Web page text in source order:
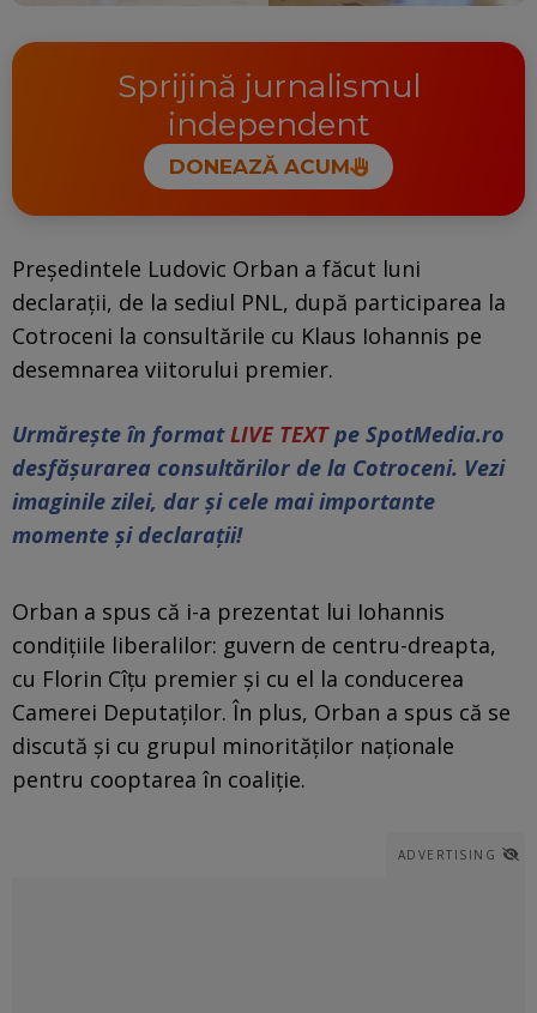
Sprijină jurnalismul
independent
DONEAZĂ ACUM
Președintele Ludovic Orban a făcut luni
declarații, de la sediul PNL, după participarea la
Cotroceni la consultările cu Klaus Iohannis pe
desemnarea viitorului premier.
Urmărește în format LIVE TEXTpe SpotMedia.ro
desfășurarea consultărilor de la Cotroceni. Vezi
imaginile zilei, dar și cele mai importante
momente și declarații!
Orban a spus că i-a prezentat lui Iohannis
condițiile liberalilor: guvern de centru-dreapta,
cu Florin Cîțu premier și cu el la conducerea
Camerei Deputaților. În plus, Orban a spus că se
discută și cu grupul minorităților naționale
pentru cooptarea în coaliție.
ADVERTISING